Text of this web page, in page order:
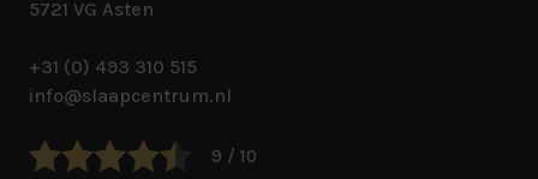
5721 VG Asten
+31 (0) 493 310 515
info@slaapcentrum.nl
9 / 10